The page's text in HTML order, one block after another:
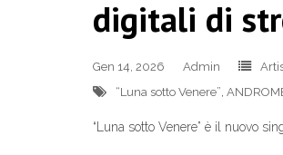
digitali di
Gen 14, 2026 Admin
“Luna sotto Venere”
“Luna sotto Venere” è il nuovo